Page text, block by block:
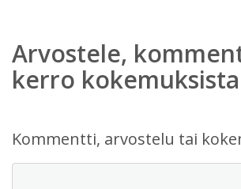
Arvostele,
kerro kokemuksista
Kommentti, arvostelu tai